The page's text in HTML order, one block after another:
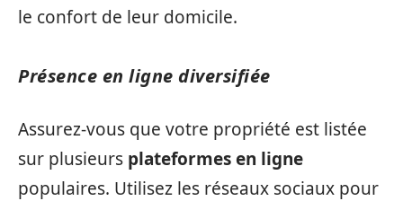
le confort de leur domicile.
Présence en ligne diversifiée
Assurez-vous que votre propriété est listée
sur plusieurs plateformes en ligne
populaires. Utilisez les réseaux sociaux pour